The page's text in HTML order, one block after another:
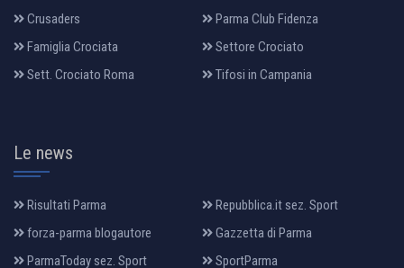
Crusaders
Parma Club Fidenza
Famiglia Crociata
Settore Crociato
Sett. Crociato Roma
Tifosi in Campania
Le news
Risultati Parma
Repubblica.it sez. Sport
forza-parma blogautore
Gazzetta di Parma
ParmaToday sez. Sport
SportParma